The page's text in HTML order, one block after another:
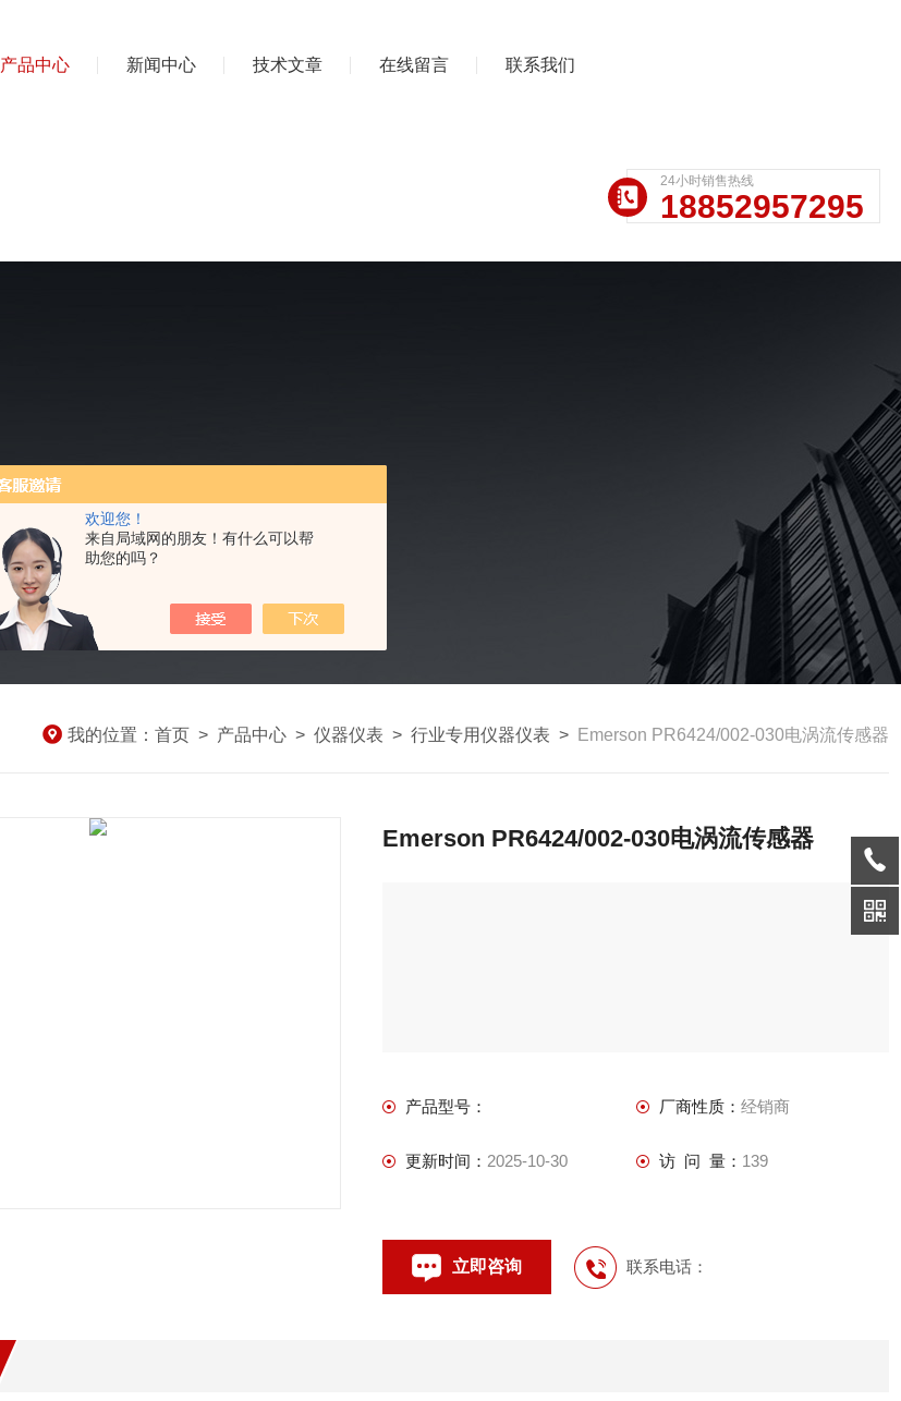
欢迎您！
来自局域网的朋友！有什么可以帮
助您的吗？
产品中心 新闻中心 技术文章 在线留言 联系我们
24小时销售热线
18852957295
我的位置： 首页 > 产品中心 > 仪器仪表 > 行业专用仪器仪表 > Emerson PR6424/002-030电涡流传感器
Emerson PR6424/002-030电涡流传感器
产品型号： 厂商性质： 经销商
更新时间： 2025-10-30 访 问 量： 139
立即咨询 联系电话：